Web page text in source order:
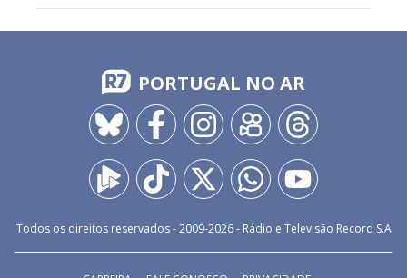
PORTUGAL NO AR
Todos os direitos reservados - 2009-2026- Rádio e Televisão Record S.A